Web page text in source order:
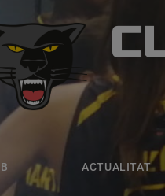
ACTUALITAT
ACTUALITAT